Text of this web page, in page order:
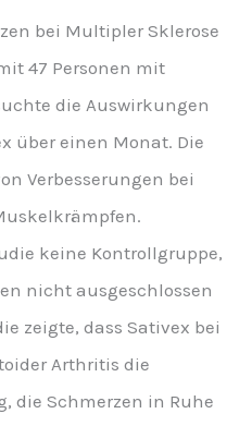
bei Multipler Sklerose
47 Personen mit
die Auswirkungen
über einen Monat. Die
Verbesserungen bei
keine Kontrollgruppe,
nicht ausgeschlossen
zeigte, dass Sativex bei
Arthritis die
die Schmerzen in Ruhe